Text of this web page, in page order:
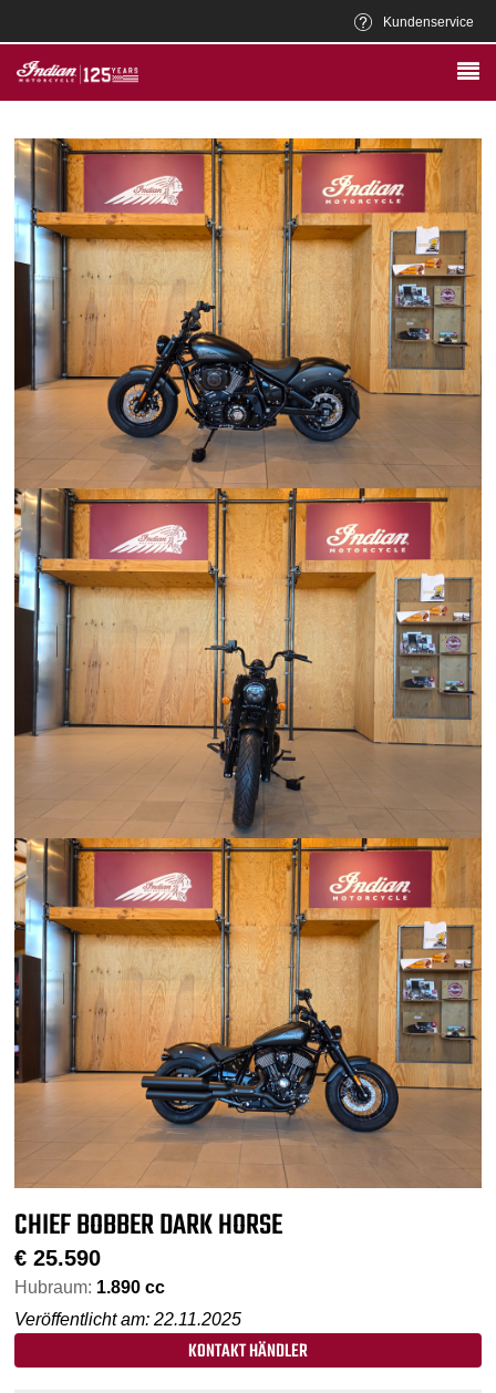
Kundenservice
CHIEF BOBBER DARK HORSE
€25.590
Hubraum: 1.890 cc
Veröffentlicht am: 22.11.2025
KONTAKT HÄNDLER